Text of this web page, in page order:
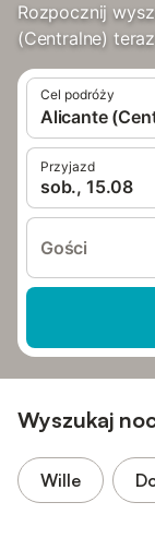
Rozpocznij
(Centralne)
Cel podróży
Alicante
Przyjazd
sob., 15.08
Gości
Wyszukaj
Wille